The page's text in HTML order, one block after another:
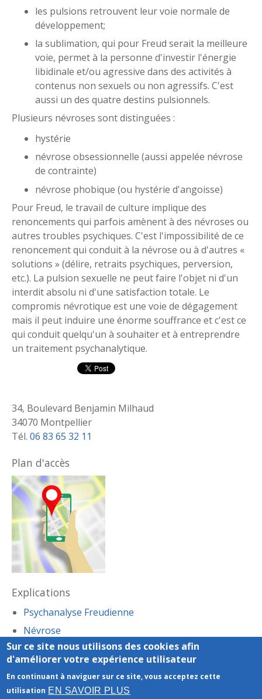
les pulsions retrouvent leur voie normale de
développement;
la sublimation, qui pour Freud serait la meilleure
voie, permet à la personne d'investir l'énergie
libidinale et/ou agressive dans des activités à
contenus non sexuels ou non agressifs. C'est
aussi un des quatre destins pulsionnels.
Plusieurs névroses sont distinguées :
hystérie
névrose obsessionnelle (aussi appelée névrose
de contrainte)
névrose phobique (ou hystérie d'angoisse)
Pour Freud, le travail de culture implique des
renoncements qui parfois amènent à des névroses ou
autres troubles psychiques. C'est l'impossibilité de ce
renoncement qui conduit à la névrose ou à d'autres «
solutions » (délire, retraits psychiques, perversion,
etc.). La pulsion sexuelle ne peut faire l'objet ni d'un
interdit absolu ni d'une satisfaction totale. Le
compromis névrotique est une voie de dégagement
mais il peut induire une énorme souffrance et c'est ce
qui conduit quelqu'un à souhaiter et à entreprendre
un traitement psychanalytique.
34, Boulevard Benjamin Milhaud
34070 Montpellier
Tél. 06 83 65 32 11
Plan d'accès
Explications
Psychanalyse Freudienne
Névrose
Les phobies
Honoraires-Mentions légales
Sur ce site nous utilisons des cookies afin
d'améliorer votre expérience utilisateur
En continuant à naviguer sur ce site, vous acceptez cette
utilisation EN SAVOIR PLUS